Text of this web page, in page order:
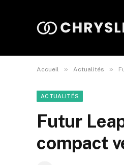
Accueil » Actualités »
ACTUALITÉS
Futur
compact